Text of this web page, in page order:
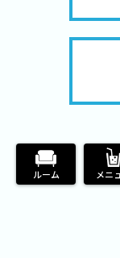
ルーム メニ